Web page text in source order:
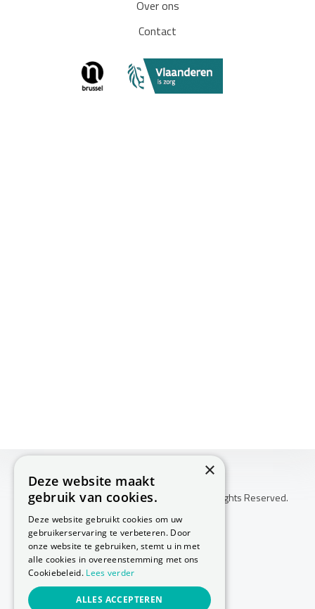
Over ons
Contact
Copyright © 2026 Huis Voor Gezondheid. All Rights Reserved.
Annuleringsvoorwaarden
-
-
Privacy Policy
×
Deze website maakt
gebruik van cookies.
Deze website gebruikt cookies om uw
gebruikerservaring te verbeteren. Door
onze website te gebruiken, stemt u in met
alle cookies in overeenstemming met ons
Cookiebeleid. Lees verder
ALLES ACCEPTEREN